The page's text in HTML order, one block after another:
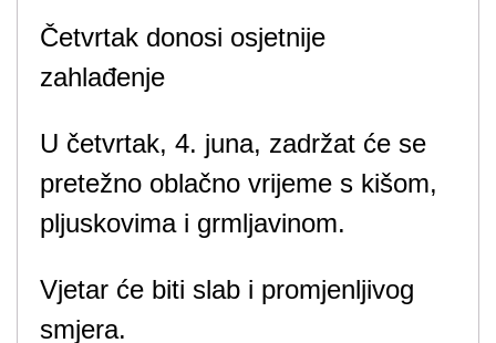
Četvrtak donosi osjetnije
zahlađenje
U četvrtak, 4. juna, zadržat će se
pretežno oblačno vrijeme s kišom,
pljuskovima i grmljavinom.
Vjetar će biti slab i promjenljivog
smjera.